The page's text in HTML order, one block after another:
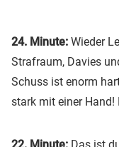
24. Minute: Wieder
Strafraum, Davies
Schuss ist enorm
stark mit einer